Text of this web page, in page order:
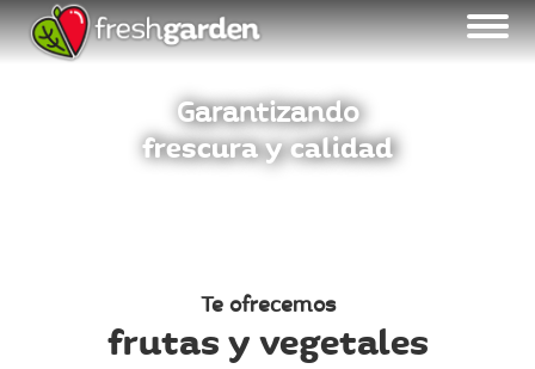
Garantizando
frescura y calidad
Te ofrecemos
frutas y vegetales